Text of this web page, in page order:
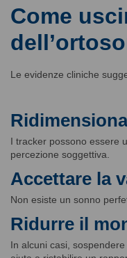
Come
Le evidenze cliniche
I tracker possono essere
percezione soggettiva.
Accettare la
Non esiste un sonno
Ridurre il
In alcuni casi,